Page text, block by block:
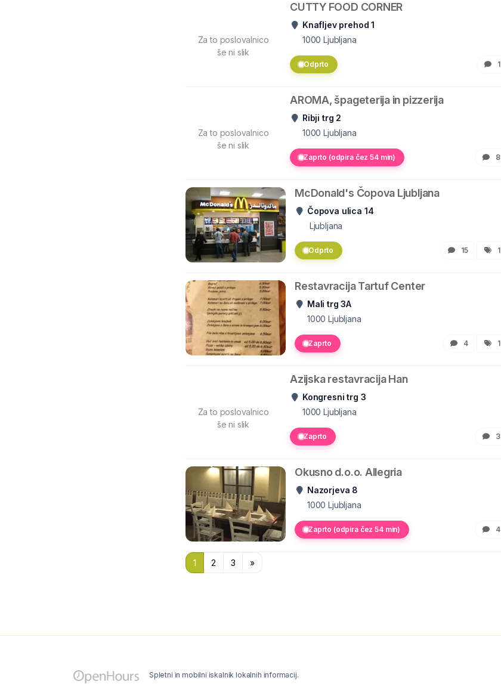
Za to poslovalnico
še ni slik
CUTTY FOOD CORNER
Knafljev prehod 1
1000 Ljubljana
Odprto 1
Za to poslovalnico
še ni slik
AROMA, špageterija in pizzerija
Ribji trg 2
1000 Ljubljana
Zaprto (odpira čez 54 min) 8
McDonald's Čopova Ljubljana
Čopova ulica 14
Ljubljana
Odprto 15 1
Restavracija Tartuf Center
Mali trg 3A
1000 Ljubljana
Zaprto 4 1
Za to poslovalnico
še ni slik
Azijska restavracija Han
Kongresni trg 3
1000 Ljubljana
Zaprto 3
Okusno d.o.o. Allegria
Nazorjeva 8
1000 Ljubljana
Zaprto (odpira čez 54 min) 4
1 2 3 »
Spletni in mobilni iskalnik lokalnih informacij.